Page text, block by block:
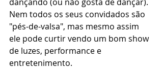
Nem todos os seus convidados são
"pés-de-valsa", mas mesmo assim
ele pode curtir vendo um bom show
de luzes, performance e
entretenimento.